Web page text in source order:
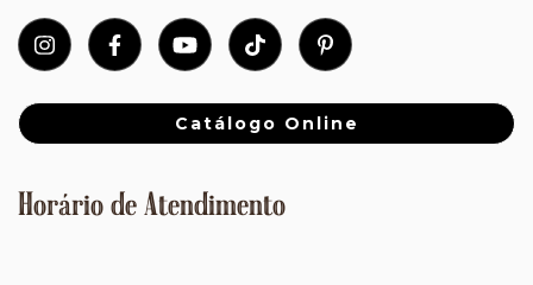
Catálogo Online
Horário de Atendimento